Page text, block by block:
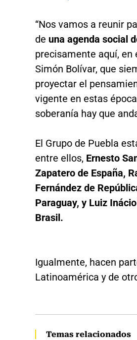
“Nos vamos a reunir
de una agenda social
precisamente aquí,
Simón Bolívar, que
proyectar el
vigente en estas
soberanía hay que
El Grupo de Puebla
entre ellos, Ernesto
Zapatero de España,
Fernández de
Paraguay, y Luiz
Brasil.
Igualmente, hacen
Latinoamérica y de
Temas relacionados